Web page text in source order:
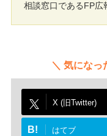
相談窓口であるFP広
気になっ
X (旧Twitter)
B! はてブ